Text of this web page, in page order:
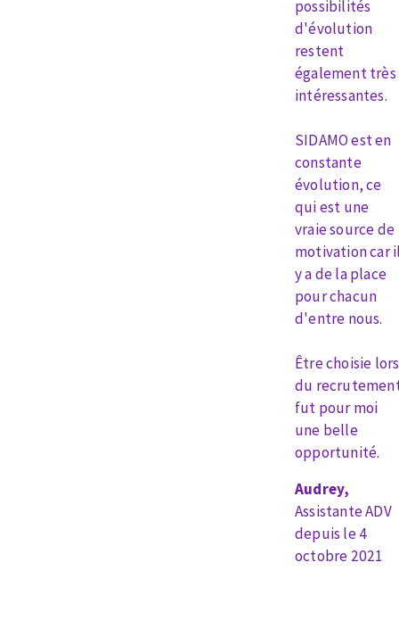
MACHINERY FOR METAL WORK
possibilités
d'évolution
restent
également très
intéressantes.
SIDAMO est en
constante
évolution, ce
qui est une
vraie source de
motivation car
y a de la place
pour chacun
d'entre nous.
Être choisie lors
du
fut pour moi
une belle
opportunité.
Audrey,
Assistante ADV
depuis le 4
octobre 2021